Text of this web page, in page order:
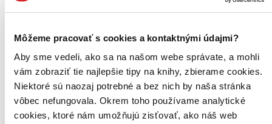
Môžeme pracovať s cookies a kontaktnými údajmi?
Aby sme vedeli, ako sa na našom webe správate, a mohli
vám zobraziť tie najlepšie tipy na knihy, zbierame cookies.
Niektoré sú naozaj potrebné a bez nich by naša stránka
vôbec nefungovala. Okrem toho používame analytické
cookies, ktoré nám umožňujú zisťovať, ako náš web
Slovart (11 titulov)
Slovart
11
Odeon (6 titulov)Odeon6
Odeon CZ (6 titulov)Odeon CZ6
Vintage (5 titulov)Vintage 5
William Collins (5 titulov)
William Collins
Arcturus (5 titulov)
Edice knihy Omega (5 titulov)Edice knihy Omega5
CooBoo CZ (5 titulov)CooBoo CZ5